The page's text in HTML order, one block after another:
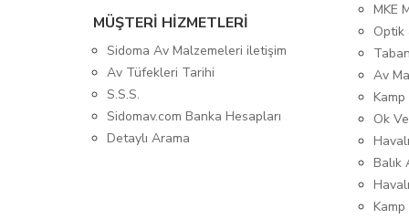
MÜŞTERİ HİZMETLERİ
Sidoma Av Malzemeleri iletişim
Av Tüfekleri Tarihi
S.S.S.
Sidomav.com Banka Hesapları
Detaylı Arama
MKE
Optik
Av
Ok
Balık